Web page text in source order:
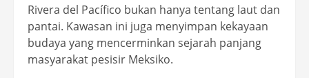
Rivera del Pacífico bukan hanya tentang laut dan
pantai. Kawasan ini juga menyimpan kekayaan
budaya yang mencerminkan sejarah panjang
masyarakat pesisir Meksiko.